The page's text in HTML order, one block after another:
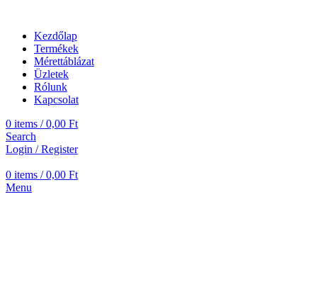
Kezdőlap
Termékek
Mérettáblázat
Üzletek
Rólunk
Kapcsolat
0 items / 0,00 Ft
Search
Login / Register
0 items / 0,00 Ft
Menu